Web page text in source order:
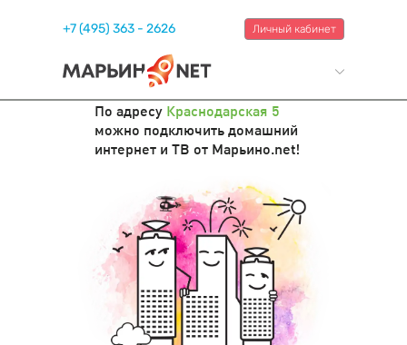
+7 (495) 363 - 2626 Личный кабинет
По адресу Краснодарская 5
можно подключить домашний
интернет и ТВ от Марьино.net!